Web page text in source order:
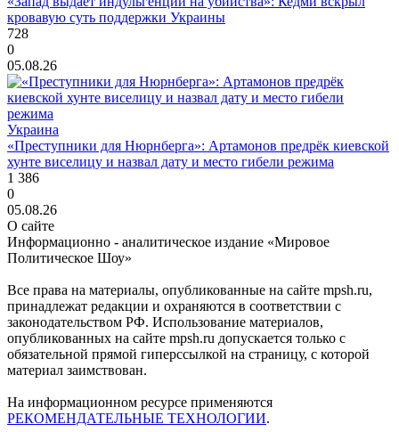
кровавую суть поддержки Украины
728
0
05.08.26
Украина
«Преступники для Нюрнберга»: Артамонов предрёк киевской
хунте виселицу и назвал дату и место гибели режима
1 386
0
05.08.26
О сайте
Информационно - аналитическое издание «Мировое
Политическое Шоу»
Все права на материалы, опубликованные на сайте mpsh.ru,
принадлежат редакции и охраняются в соответствии с
законодательством РФ. Использование материалов,
опубликованных на сайте mpsh.ru допускается только с
обязательной прямой гиперссылкой на страницу, с которой
материал заимствован.
На информационном ресурсе применяются
РЕКОМЕНДАТЕЛЬНЫЕ ТЕХНОЛОГИИ.